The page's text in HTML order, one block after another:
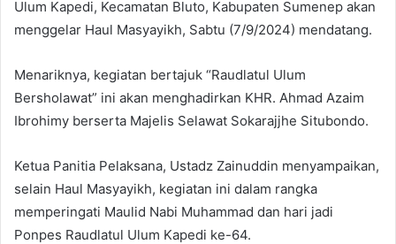
Ulum Kapedi, Kecamatan Bluto, Kabupaten Sumenep akan
menggelar Haul Masyayikh, Sabtu (7/9/2024) mendatang.
Menariknya, kegiatan bertajuk “Raudlatul Ulum
Bersholawat” ini akan menghadirkan KHR. Ahmad Azaim
Ibrohimy berserta Majelis Selawat Sokarajjhe Situbondo.
Ketua Panitia Pelaksana, Ustadz Zainuddin menyampaikan,
selain Haul Masyayikh, kegiatan ini dalam rangka
memperingati Maulid Nabi Muhammad dan hari jadi
Ponpes Raudlatul Ulum Kapedi ke-64.